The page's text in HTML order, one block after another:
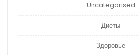
Uncategorised
Диеты
Здоровье